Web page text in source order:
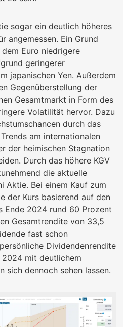
sogar ein deutlich höheres
angemessen. Ein Grund
Euro niedrigere
geringerer
japanischen Yen. Außerdem
Gegenüberstellung der
Gesamtmarkt in Form des
Volatilität hervor. Dazu
durch das
am internationalen
der heimischen Stagnation
Durch das höhere KGV
die aktuelle
Aktie. Bei einem Kauf zum
der Kurs basierend auf den
Ende 2024 rund 60 Prozent
Gesamtrendite von 33,5
fast schon
Dividendenrendite
mit deutlichem
sich dennoch sehen lassen.